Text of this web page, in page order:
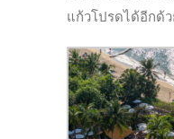
แก้วโปรดได้อีกด้ว